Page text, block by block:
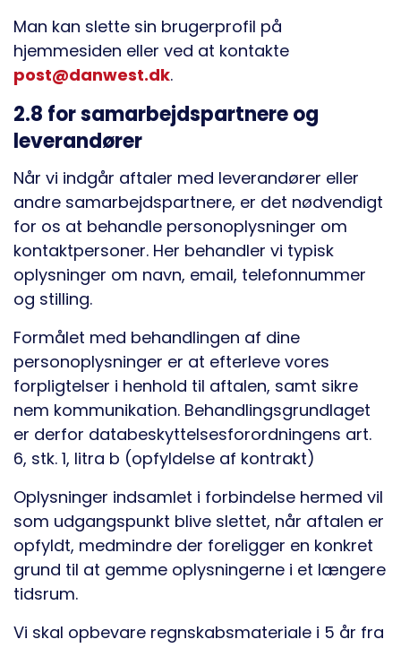
Man kan slette sin brugerprofil på
hjemmesiden eller ved at kontakte
post@danwest.dk.
2.8 for samarbejdspartnere og
leverandører
Når vi indgår aftaler med leverandører eller
andre samarbejdspartnere, er det nødvendigt
for os at behandle personoplysninger om
kontaktpersoner. Her behandler vi typisk
oplysninger om navn, email, telefonnummer
og stilling.
Formålet med behandlingen af dine
personoplysninger er at efterleve vores
forpligtelser i henhold til aftalen, samt sikre
nem kommunikation. Behandlingsgrundlaget
er derfor databeskyttelsesforordningens art.
6, stk. 1, litra b (opfyldelse af kontrakt)
Oplysninger indsamlet i forbindelse hermed vil
som udgangspunkt blive slettet, når aftalen er
opfyldt, medmindre der foreligger en konkret
grund til at gemme oplysningerne i et længere
tidsrum.
Vi skal opbevare regnskabsmateriale i 5 år fra